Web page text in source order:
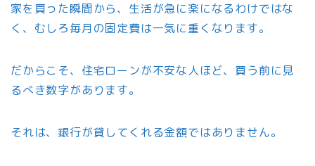
家を買った瞬間から、生活が急に楽になるわけではな
く、むしろ毎月の固定費は一気に重くなります。
だからこそ、住宅ローンが不安な人ほど、買う前に見
るべき数字があります。
それは、銀行が貸してくれる金額ではありません。